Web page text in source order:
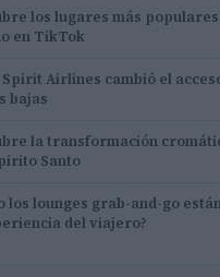
los lugares más
en TikTok
Spirit Airlines cambió el
bajas
la transformación
Santo
los lounges grab-and-go
del viajero?